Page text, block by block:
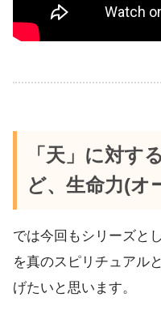
「天」に対す
ど、生命力(オ
では今回もシリーズと
を真のスピリチュアル
げたいと思います。